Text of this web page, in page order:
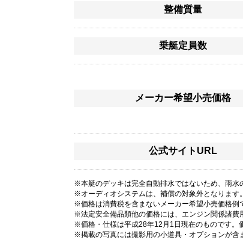
整備質量
乗艇定員数
メーカー希望小売価格
公式サイトURL
※本艇のデッキは完全自動排水ではないため、雨水
※オーディオシステムは、補償の対象外となります
※価格は消費税を含まないメーカー希望小売価格例
※法定安全備品類他の価格には、エンジン関係諸費
※価格・仕様は平成28年12月1日現在のものです。
※掲載の写真には撮影用の小道具・オプションが含